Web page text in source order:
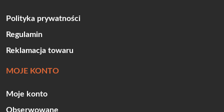
Polityka prywatności
Regulamin
Reklamacja towaru
MOJE KONTO
Moje konto
Obserwowane